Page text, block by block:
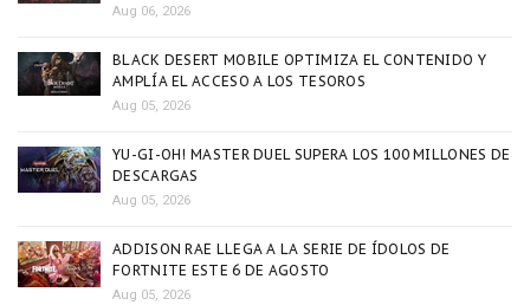
Aug 06, 2026
BLACK DESERT MOBILE OPTIMIZA EL CONTENIDO Y
AMPLÍA EL ACCESO A LOS TESOROS
Aug 05, 2026
YU-GI-OH! MASTER DUEL SUPERA LOS 100 MILLONES DE
DESCARGAS
Aug 05, 2026
ADDISON RAE LLEGA A LA SERIE DE ÍDOLOS DE
FORTNITE ESTE 6 DE AGOSTO
Aug 05, 2026